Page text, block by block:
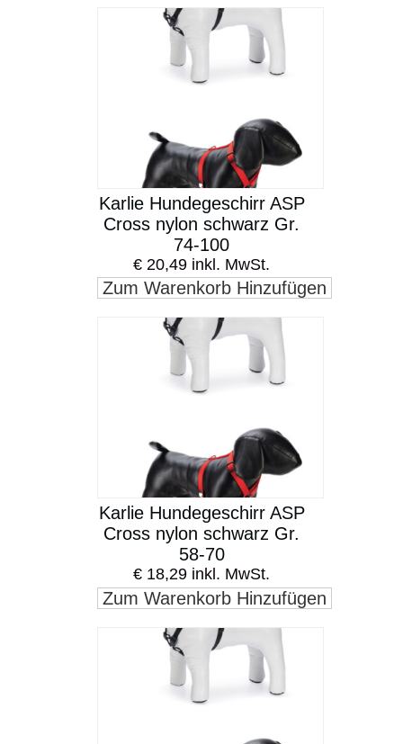
Karlie Hundegeschirr ASP
Cross nylon schwarz Gr.
74-100
€ 20,49 inkl. MwSt.
Zum Warenkorb Hinzufügen
Karlie Hundegeschirr ASP
Cross nylon schwarz Gr.
58-70
€ 18,29 inkl. MwSt.
Zum Warenkorb Hinzufügen